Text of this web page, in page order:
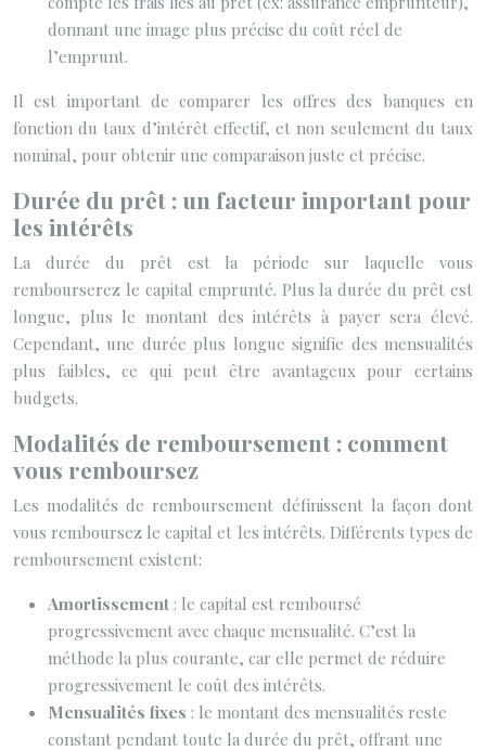
donnant une image plus précise du coût réel de
l’emprunt.
Il est important de comparer les offres des banques en
fonction du taux d’intérêt effectif, et non seulement du taux
nominal, pour obtenir une comparaison juste et précise.
Durée du prêt : un facteur important pour
les intérêts
La durée du prêt est la période sur laquelle vous
rembourserez le capital emprunté. Plus la durée du prêt est
longue, plus le montant des intérêts à payer sera élevé.
Cependant, une durée plus longue signifie des mensualités
plus faibles, ce qui peut être avantageux pour certains
budgets.
Modalités de remboursement : comment
vous remboursez
Les modalités de remboursement définissent la façon dont
vous remboursez le capital et les intérêts. Différents types de
remboursement existent:
Amortissement : le capital est remboursé
progressivement avec chaque mensualité. C’est la
méthode la plus courante, car elle permet de réduire
progressivement le coût des intérêts.
Mensualités fixes : le montant des mensualités reste
constant pendant toute la durée du prêt, offrant une